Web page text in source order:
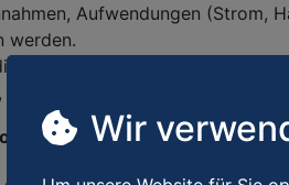
Aufwendungen (Strom,
werden.
Tätigkeit nur gelegentlich und
die Einnahmen wiederum
aber nicht immer steuerfrei
Wir